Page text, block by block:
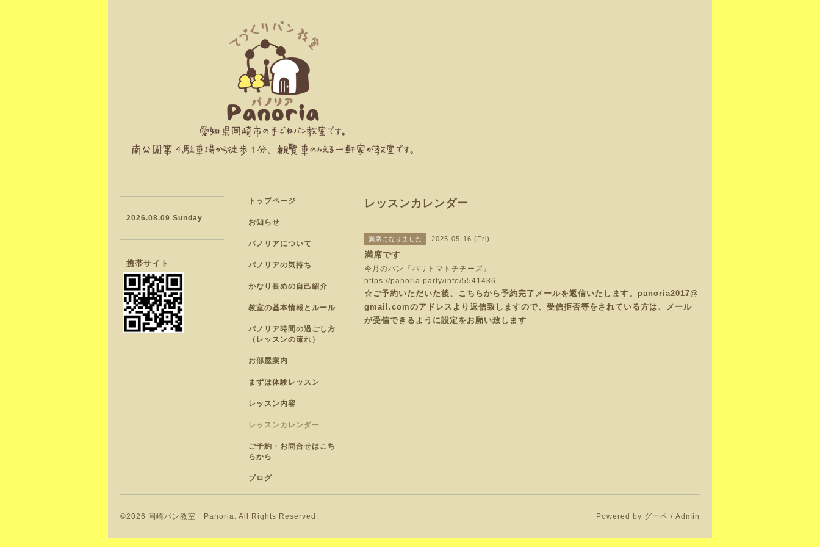
レッスンカレンダー
満席になりました 2025-05-16 (Fri)
満席です
今月のパン『パリトマトチチーズ』
https://panoria.party/info/5541436
☆ご予約いただいた後、こちらから予約完了メールを返信いたします。panoria2017@
gmail.comのアドレスより返信致しますので、受信拒否等をされている方は、メール
が受信できるように設定をお願い致します
トップページ
お知らせ
パノリアについて
パノリアの気持ち
かなり長めの自己紹介
教室の基本情報とルール
パノリア時間の過ごし方
（レッスンの流れ）
お部屋案内
まずは体験レッスン
レッスン内容
レッスンカレンダー
ご予約・お問合せはこち
らから
ブログ
2026.08.09 Sunday
携帯サイト
©2026 岡崎パン教室 Panoria. All Rights Reserved. Powered by グーペ / Admin